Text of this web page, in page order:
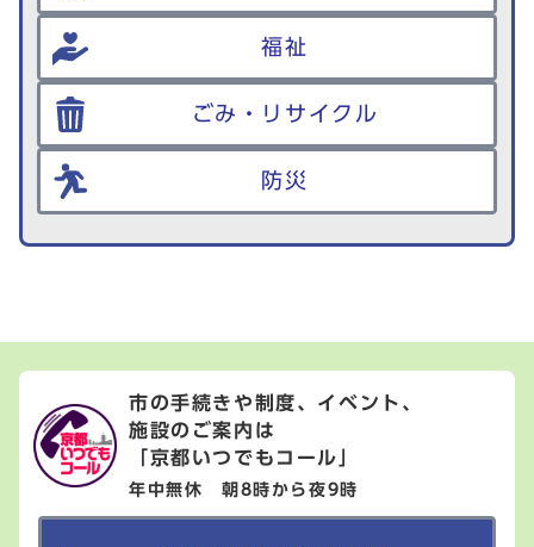
福祉
ごみ・リサイクル
防災
市の手続きや制度、イベント、
施設のご案内は
「京都いつでもコール」
年中無休 朝8時から夜9時